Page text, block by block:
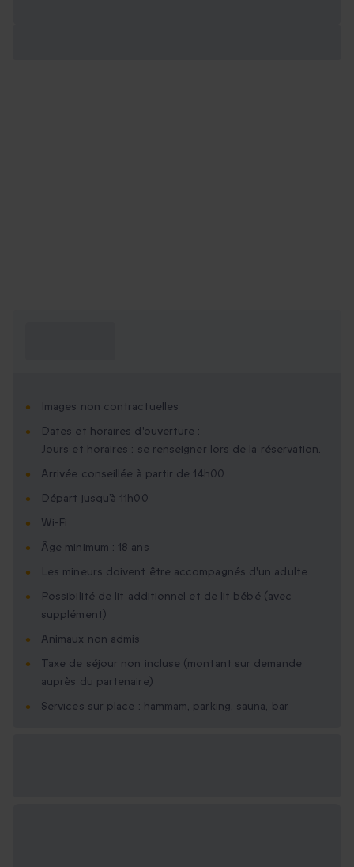
Images non contractuelles
Dates et horaires d'ouverture :
Jours et horaires : se renseigner lors de la réservation.
Arrivée conseillée à partir de 14h00
Départ jusqu’à 11h00
Wi-Fi
Âge minimum : 18 ans
Les mineurs doivent être accompagnés d'un adulte
Possibilité de lit additionnel et de lit bébé (avec
supplément)
Animaux non admis
Taxe de séjour non incluse (montant sur demande
auprès du partenaire)
Services sur place : hammam, parking, sauna, bar